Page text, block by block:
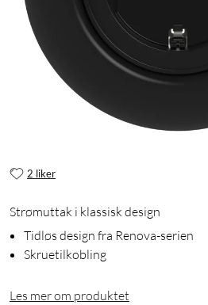
2 liker
Strømuttak i klassisk design
Tidløs design fra Renova-serien
Skruetilkobling
Les mer om produktet